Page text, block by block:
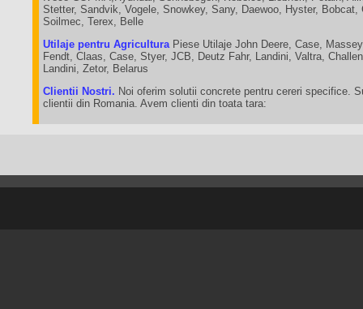
Stetter, Sandvik, Vogele, Snowkey, Sany, Daewoo, Hyster, Bobcat,
Soilmec, Terex, Belle
Utilaje pentru Agricultura Piese Utilaje John Deere, Case,
Fendt, Claas, Case, Styer, JCB, Deutz Fahr, Landini, Valtra,
Landini, Zetor, Belarus
Clientii Nostri. Noi oferim solutii concrete pentru cereri specifice.
clientii din Romania. Avem clienti din toata tara: